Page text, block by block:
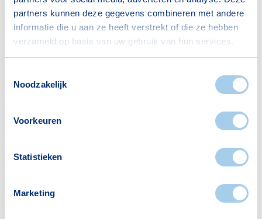
partners kunnen deze gegevens combineren met andere
informatie die u aan ze heeft verstrekt of die ze hebben
verzameld op basis van uw gebruik van hun services.
Noodzakelijk
Voorkeuren
Statistieken
Marketing
Nieuws
verplichte